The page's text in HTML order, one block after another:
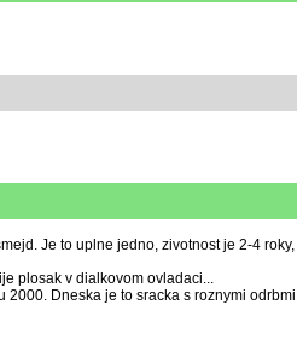
Je to uplne jedno, zivotnost je 2-4 roky,
plosak v dialkovom ovladaci...
2000. Dneska je to sracka s roznymi odrbmi